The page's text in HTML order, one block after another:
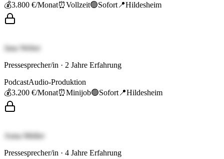
💰3.800 €/Monat⏰Vollzeit🟢Sofort 📍Hildesheim
Jana Weber
Pressesprecher/in · 2 Jahre Erfahrung
PodcastAudio-Produktion
💰3.200 €/Monat⏰Minijob🟢Sofort 📍Hildesheim
Anna Müller
Pressesprecher/in · 4 Jahre Erfahrung